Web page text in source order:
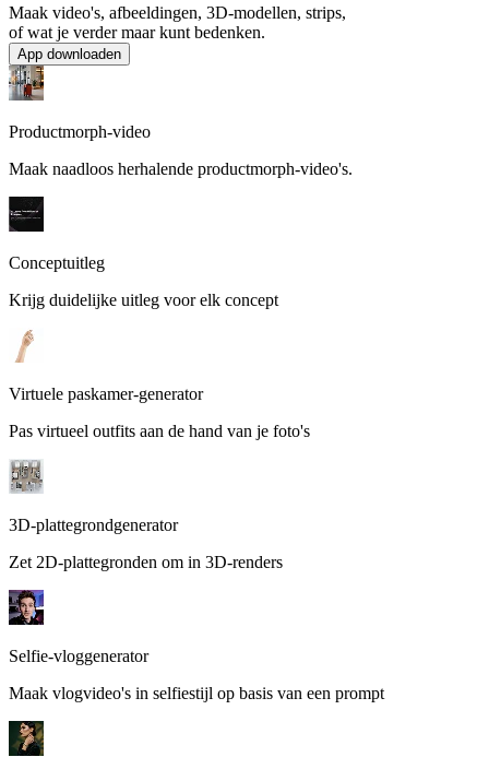
Maak video's, afbeeldingen, 3D-modellen, strips,
of wat je verder maar kunt bedenken.
App downloaden
Productmorph-video
Maak naadloos herhalende productmorph-video's.
Conceptuitleg
Krijg duidelijke uitleg voor elk concept
Virtuele paskamer-generator
Pas virtueel outfits aan de hand van je foto's
3D-plattegrondgenerator
Zet 2D-plattegronden om in 3D-renders
Selfie-vloggenerator
Maak vlogvideo's in selfiestijl op basis van een prompt